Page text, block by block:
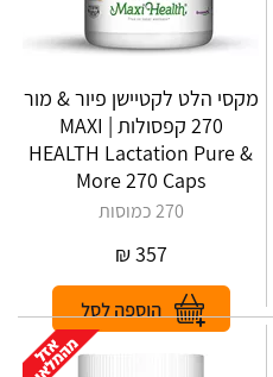
מקסי הלט לקטיישן פיור & מור
270 קפסולות | MAXI
HEALTH Lactation Pure &
More 270 Caps
270 כמוסות
357
₪